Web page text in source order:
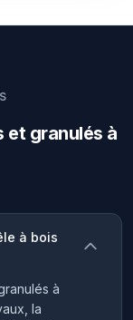
et granulés à
à bois
à
la